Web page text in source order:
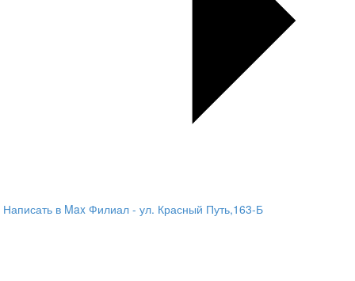
Написать в Max Филиал - ул. Красный Путь,163-Б